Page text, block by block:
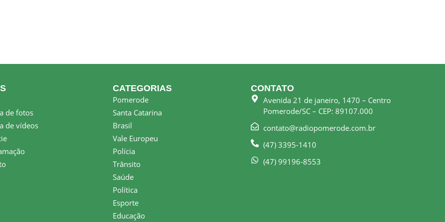
de fotos
de vídeos
CATEGORIAS
Pomerode
Santa Catarina
Brasil
Vale Europeu
Polícia
Trânsito
Saúde
Política
Esporte
Educação
CONTATO
Avenida 21 de janeiro, 1470 – Centro
Pomerode/SC – CEP: 89107.000
contato@radiopomerode.com.br
(47) 3395-1410
(47) 99196-8553